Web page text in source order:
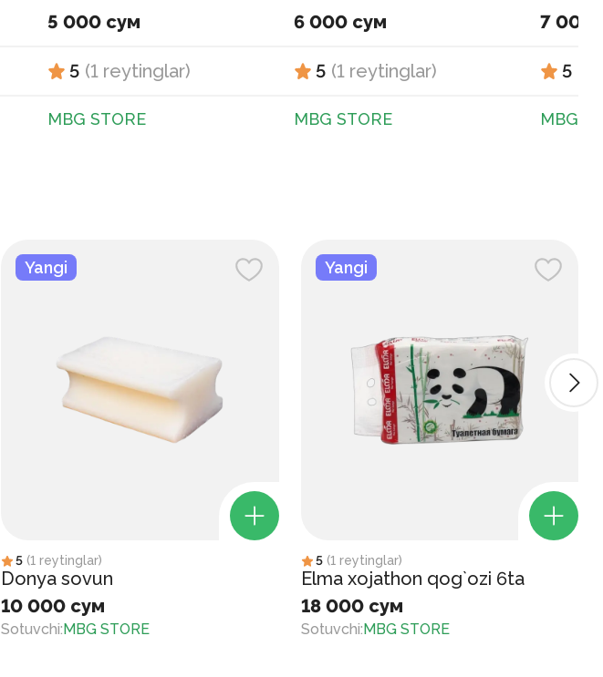
5 000 сум
5 (1 reytinglar)
MBG STORE
6 000 сум
5 (1 reytinglar)
MBG STORE
7 000
5
MBG
Yangi
5 (1 reytinglar)
Donya sovun
10 000 сум
Sotuvchi:MBG STORE
Yangi
5 (1 reytinglar)
Elma xojathon qog`ozi 6ta
18 000 сум
Sotuvchi:MBG STORE